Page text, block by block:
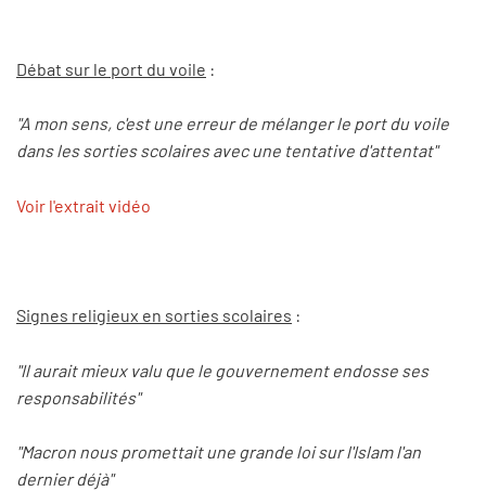
Débat sur le port du voile :
"A mon sens, c'est une erreur de mélanger le port du voile
dans les sorties scolaires avec une tentative d'attentat"
Voir l'extrait vidéo
Signes religieux en sorties scolaires :
"Il aurait mieux valu que le gouvernement endosse ses
responsabilités"
"Macron nous promettait une grande loi sur l'Islam l'an
dernier déjà"